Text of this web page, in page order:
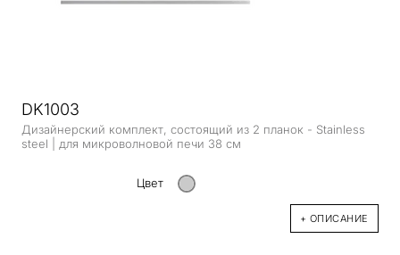
DK1003
Дизайнерский комплект, состоящий из 2 планок - Stainless
steel | для микроволновой печи 38 см
Цвет
+ ОПИСАНИЕ